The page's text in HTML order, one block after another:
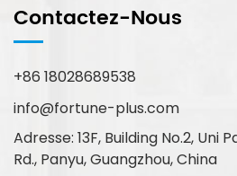
Contactez-Nous
+86 18028689538
info@fortune-plus.com
Adresse: 13F, Building No.2, Uni
Rd., Panyu, Guangzhou, China